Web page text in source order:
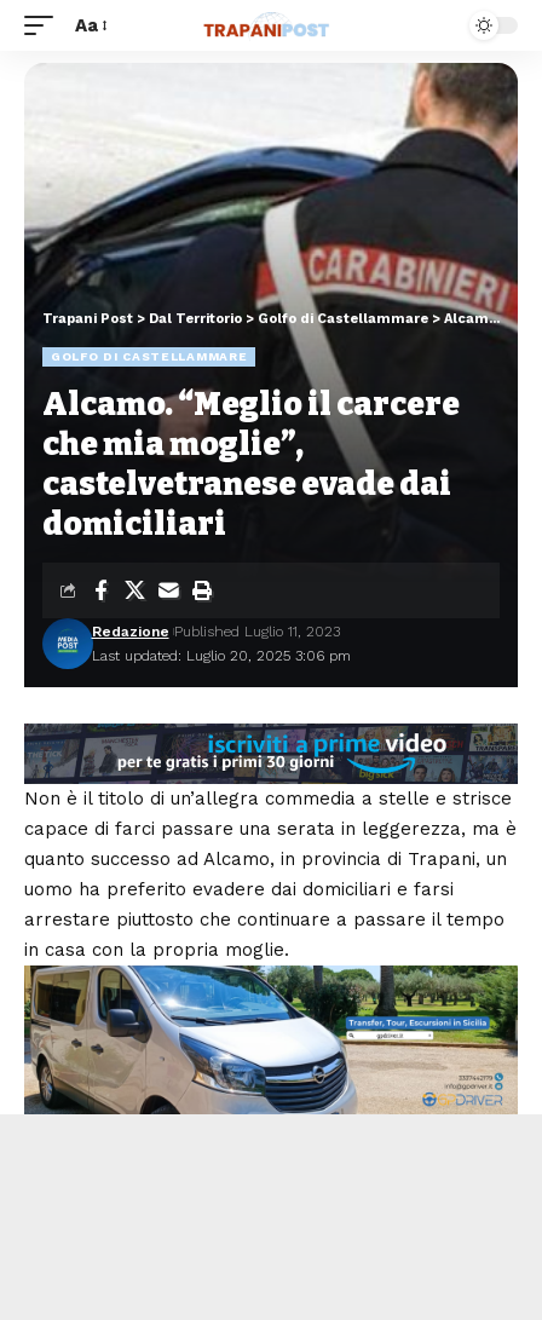
Aa
Trapani Post > Dal Territorio > Golfo di Castellammare > Alcamo. “Meglio il carcere che mia moglie”, castelvetranese evade dai domiciliari
GOLFO DI CASTELLAMMARE
Alcamo. “Meglio il carcere
che mia moglie”,
castelvetranese evade dai
domiciliari
Last updated: Luglio 20, 2025 3:06 pm
Redazione Published Luglio 11, 2023
Non è il titolo di un’allegra commedia a stelle e strisce
capace di farci passare una serata in leggerezza, ma è
quanto successo ad Alcamo, in provincia di Trapani, un
uomo ha preferito evadere dai domiciliari e farsi
arrestare piuttosto che continuare a passare il tempo
in casa con la propria moglie.